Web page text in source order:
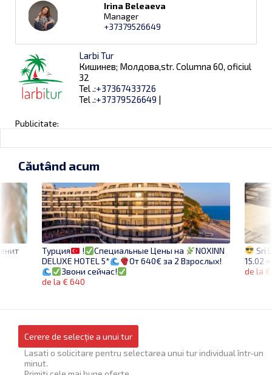
Irina Beleaeva
Manager
+37379526649
Larbi Tur
Кишинев; Молдова,str. Columna 60, oficiul
32
Tel .:+37367433726
Tel .:+37379526649 |
Publicitate:
Sri
15.02
de la €
Căutând acum
Турция ! Специальные Цены на
NOXINN
DELUXE HOTEL 5*
От 640€ за 2 Взрослых!
Звони сейчас!
de la € 640
Cerere de selecție a unui tur
Lasati o solicitare pentru selectarea unui tur individual într-un
minut.